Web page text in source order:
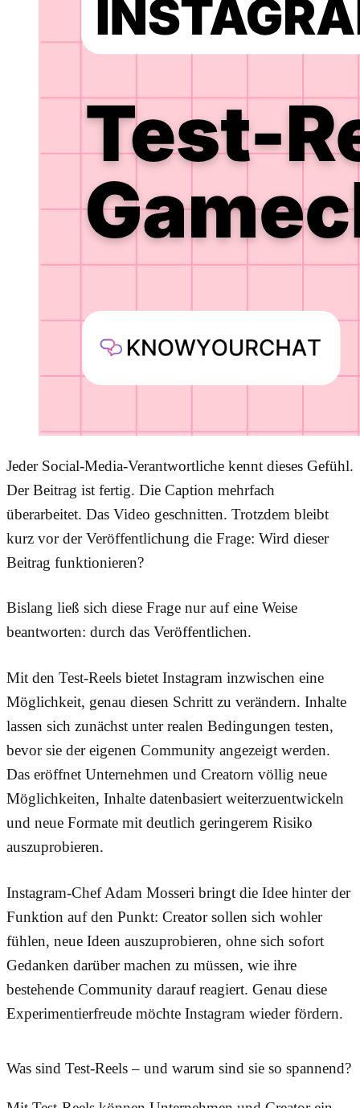
Jeder Social-Media-Verantwortliche kennt dieses Gefühl.
Der Beitrag ist fertig. Die Caption mehrfach
überarbeitet. Das Video geschnitten. Trotzdem bleibt
kurz vor der Veröffentlichung die Frage: Wird dieser
Beitrag funktionieren?
Bislang ließ sich diese Frage nur auf eine Weise
beantworten: durch das Veröffentlichen.
Mit den Test-Reels bietet Instagram inzwischen eine
Möglichkeit, genau diesen Schritt zu verändern. Inhalte
lassen sich zunächst unter realen Bedingungen testen,
bevor sie der eigenen Community angezeigt werden.
Das eröffnet Unternehmen und Creatorn völlig neue
Möglichkeiten, Inhalte datenbasiert weiterzuentwickeln
und neue Formate mit deutlich geringerem Risiko
auszuprobieren.
Instagram-Chef Adam Mosseri bringt die Idee hinter der
Funktion auf den Punkt: Creator sollen sich wohler
fühlen, neue Ideen auszuprobieren, ohne sich sofort
Gedanken darüber machen zu müssen, wie ihre
bestehende Community darauf reagiert. Genau diese
Experimentierfreude möchte Instagram wieder fördern.
Was sind Test-Reels – und warum sind sie so spannend?